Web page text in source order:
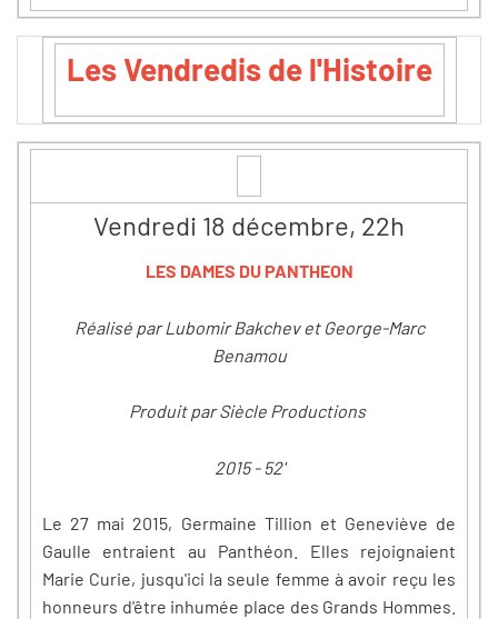
Les Vendredis de l'Histoire
Vendredi 18 décembre, 22h
LES DAMES DU PANTHEON
Réalisé par Lubomir Bakchev et George-Marc
Benamou
Produit par Siècle Productions
2015 - 52'
Le 27 mai 2015, Germaine Tillion et Geneviève de
Gaulle entraient au Panthéon. Elles rejoignaient
Marie Curie, jusqu'ici la seule femme à avoir reçu les
honneurs d'être inhumée place des Grands Hommes.